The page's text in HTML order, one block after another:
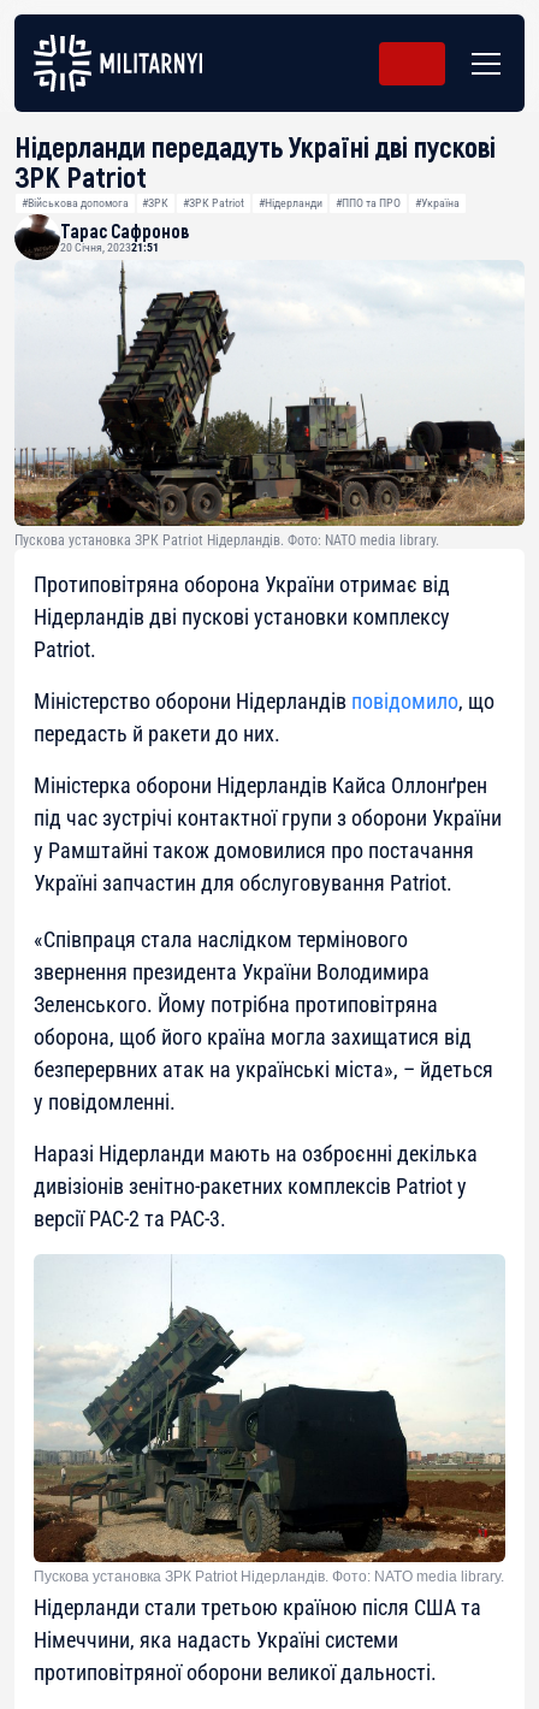
Нідерланди передадуть Україні дві пускові
ЗРК Patriot
#Військова допомога #ЗРК #ЗРК Patriot #Нідерланди #ППО та ПРО #Україна
Тарас Сафронов
20 Січня, 202321:51
Пускова установка ЗРК Patriot Нідерландів. Фото: NATO media library.
Протиповітряна оборона України отримає від
Нідерландів дві пускові установки комплексу
Patriot.
Міністерство оборони Нідерландів повідомило, що
передасть й ракети до них.
Міністерка оборони Нідерландів Кайса Оллонґрен
під час зустрічі контактної групи з оборони України
у Рамштайні також домовилися про постачання
Україні запчастин для обслуговування Patriot.
«Співпраця стала наслідком термінового
звернення президента України Володимира
Зеленського. Йому потрібна протиповітряна
оборона, щоб його країна могла захищатися від
безперервних атак на українські міста», – йдеться
у повідомленні.
Наразі Нідерланди мають на озброєнні декілька
дивізіонів зенітно-ракетних комплексів Patriot у
версії PAC-2 та PAC-3.
Пускова установка ЗРК Patriot Нідерландів. Фото: NATO media library.
Нідерланди стали третьою країною після США та
Німеччини, яка надасть Україні системи
протиповітряної оборони великої дальності.